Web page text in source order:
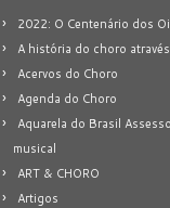
2022: O Centenário dos
A história do choro
Acervos do Choro
Agenda do Choro
Aquarela do Brasil
musical
ART & CHORO
Artigos